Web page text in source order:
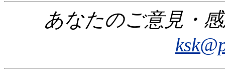
あなたのご意見・